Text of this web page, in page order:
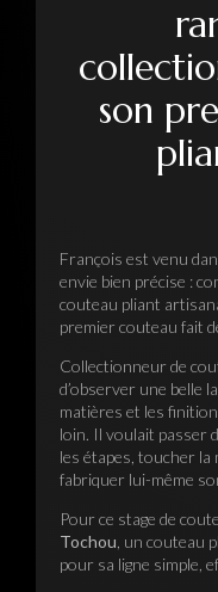
son
François est venu
envie bien précise :
couteau pliant
premier couteau fait
Collectionneur de
d’observer une belle
matières et les
loin. Il voulait passer
les étapes, toucher
fabriquer lui-même
Pour ce stage de
Tochou , un couteau
pour sa ligne simple,